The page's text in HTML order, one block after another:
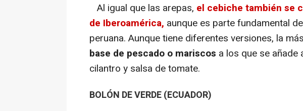
Al igual que las arepas, el cebiche también se
de Iberoamérica, aunque es parte fundamental
peruana. Aunque tiene diferentes versiones, la
base de pescado o mariscos a los que se añade
cilantro y salsa de tomate.
BOLÓN DE VERDE (ECUADOR)